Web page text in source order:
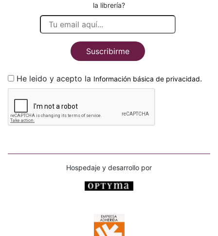
la librería?
Suscribirme
He leido y acepto la Información básica de privacidad.
Hospedaje y desarrollo por